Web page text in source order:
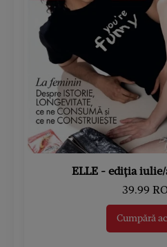
ELLE - ediția
39.99
Cumpără